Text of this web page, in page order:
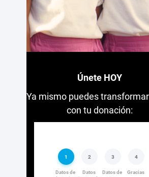
Únete HOY
Ya mismo puedes
con tu donación: